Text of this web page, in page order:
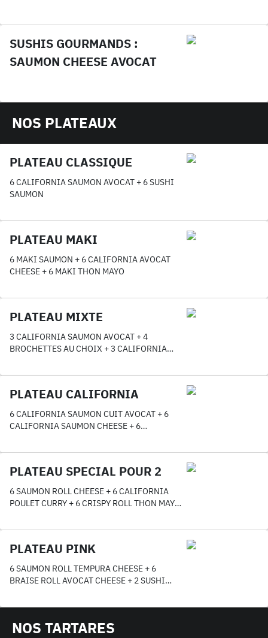
SUSHIS GOURMANDS :
SAUMON CHEESE AVOCAT
NOS PLATEAUX
PLATEAU CLASSIQUE
6 CALIFORNIA SAUMON AVOCAT + 6 SUSHI
SAUMON
PLATEAU MAKI
6 MAKI SAUMON + 6 CALIFORNIA AVOCAT
CHEESE + 6 MAKI THON MAYO
PLATEAU MIXTE
3 CALIFORNIA SAUMON AVOCAT + 4
BROCHETTES AU CHOIX + 3 CALIFORNIA
CHEESE + 3 DINDE ROLL CHEESE + 1
PLATEAU CALIFORNIA
6 CALIFORNIA SAUMON CUIT AVOCAT + 6
CALIFORNIA SAUMON CHEESE + 6
CALIFORNIA THON MAYO AVOCAT
PLATEAU SPECIAL POUR 2
6 SAUMON ROLL CHEESE + 6 CALIFORNIA
POULET CURRY + 6 CRISPY ROLL THON MAYO
+ 8 ROLL FRITS CHEESE POULET MAYO + 2
PLATEAU PINK
6 SAUMON ROLL TEMPURA CHEESE + 6
BRAISE ROLL AVOCAT CHEESE + 2 SUSHI
NOS TARTARES